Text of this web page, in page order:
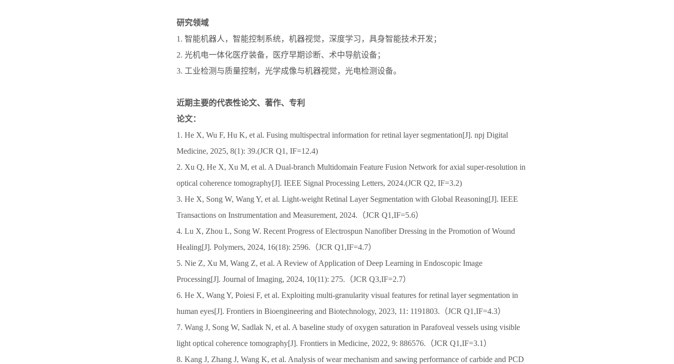
研究领域
1. 智能机器人，智能控制系统，机器视觉，深度学习，具身智能技术开发；
2. 光机电一体化医疗装备，医疗早期诊断、术中导航设备；
3. 工业检测与质量控制，光学成像与机器视觉，光电检测设备。
近期主要的代表性论文、著作、专利
论文：
1. He X, Wu F, Hu K, et al. Fusing multispectral information for retinal layer segmentation[J]. npj Digital
Medicine, 2025, 8(1): 39.(JCR Q1, IF=12.4)
2. Xu Q, He X, Xu M, et al. A Dual-branch Multidomain Feature Fusion Network for axial super-resolution in
optical coherence tomography[J]. IEEE Signal Processing Letters, 2024.(JCR Q2, IF=3.2)
3. He X, Song W, Wang Y, et al. Light-weight Retinal Layer Segmentation with Global Reasoning[J]. IEEE
Transactions on Instrumentation and Measurement, 2024.（JCR Q1,IF=5.6）
4. Lu X, Zhou L, Song W. Recent Progress of Electrospun Nanofiber Dressing in the Promotion of Wound
Healing[J]. Polymers, 2024, 16(18): 2596.（JCR Q1,IF=4.7）
5. Nie Z, Xu M, Wang Z, et al. A Review of Application of Deep Learning in Endoscopic Image
Processing[J]. Journal of Imaging, 2024, 10(11): 275.（JCR Q3,IF=2.7）
6. He X, Wang Y, Poiesi F, et al. Exploiting multi-granularity visual features for retinal layer segmentation in
human eyes[J]. Frontiers in Bioengineering and Biotechnology, 2023, 11: 1191803.（JCR Q1,IF=4.3）
7. Wang J, Song W, Sadlak N, et al. A baseline study of oxygen saturation in Parafoveal vessels using visible
light optical coherence tomography[J]. Frontiers in Medicine, 2022, 9: 886576.（JCR Q1,IF=3.1）
8. Kang J, Zhang J, Wang K, et al. Analysis of wear mechanism and sawing performance of carbide and PCD